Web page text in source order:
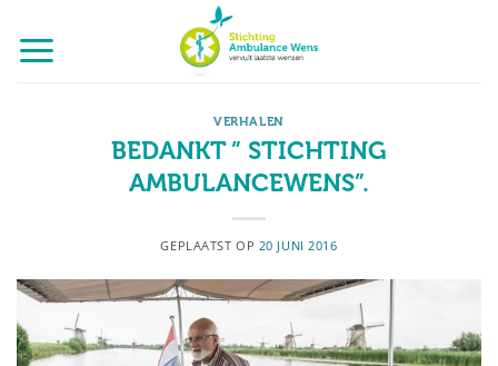
naar
inhoud
VERHALEN
BEDANKT ” STICHTING
AMBULANCEWENS”.
GEPLAATST OP 20 JUNI 2016